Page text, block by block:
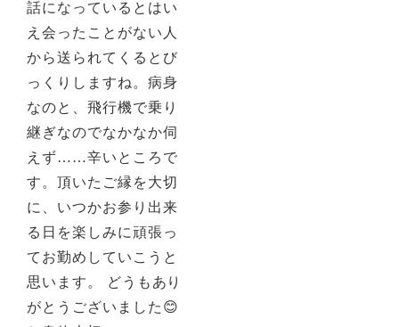
話になっているとはい
え会ったことがない人
から送られてくるとび
っくりしますね。病身
なのと、飛行機で乗り
継ぎなのでなかなか伺
えず……辛いところで
す。頂いたご縁を大切
に、いつかお参り出来
る日を楽しみに頑張っ
てお勤めしていこうと
思います。 どうもあり
がとうございました😊